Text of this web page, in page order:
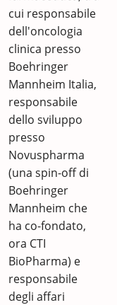
cui responsabile
dell'oncologia
clinica presso
Boehringer
Mannheim Italia,
responsabile
dello sviluppo
presso
Novuspharma
(una spin-off di
Boehringer
Mannheim che
ha co-fondato,
ora CTI
BioPharma) e
responsabile
degli affari